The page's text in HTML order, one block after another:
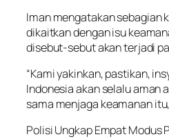
Iman mengatakan sebagian
dikaitkan dengan isu
disebut-sebut akan terjadi
“Kami yakinkan, pastikan,
Indonesia akan selalu aman
sama menjaga keamanan
Polisi Ungkap Empat Modus